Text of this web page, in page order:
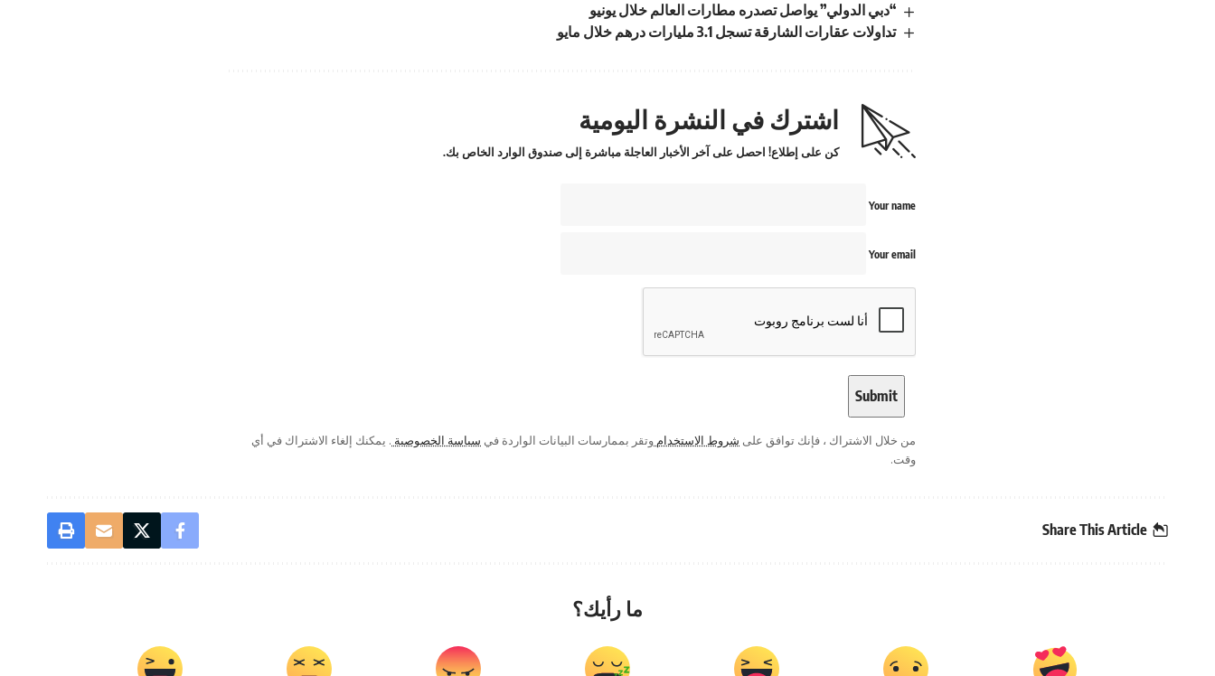
“دبي الدولي” يواصل تصدره مطارات العالم خلال يونيو
تداولات عقارات الشارقة تسجل 3.1 مليارات درهم خلال مايو
اشترك في النشرة اليومية
كن على إطلاع! احصل على آخر الأخبار العاجلة مباشرة إلى صندوق الوارد الخاص بك.
Your name
Your email
من خلال الاشتراك ، فإنك توافق على شروط الاستخدام وتقر بممارسات البيانات الواردة في سياسة الخصوصية . يمكنك إلغاء الاشتراك في أي
وقت.
Share This Article
ما رأيك؟